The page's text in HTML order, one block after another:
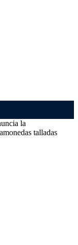
la
talladas